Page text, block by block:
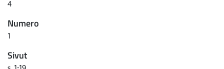
4
Numero
1
Sivut